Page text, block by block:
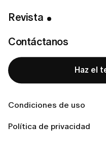
Revista
Contáctanos
Haz el
Condiciones de uso
Política de privacidad
Por qué los
las miradas
tu silueta altura,
convierte de forma
especialmente con